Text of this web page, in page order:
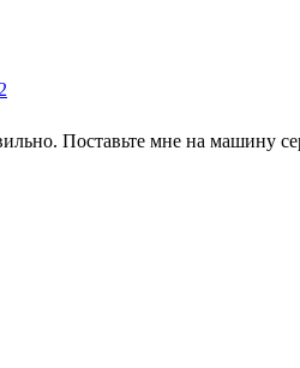
Поставьте мне на машину